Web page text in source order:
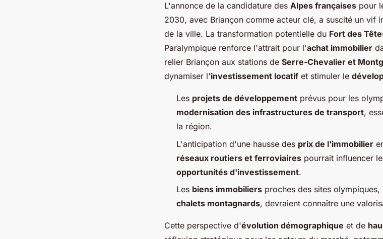
L'annonce de la candidature des Alpes françaises pour
2030, avec Briançon comme acteur clé, a suscité un vif
de la ville. La transformation potentielle du Fort des
Paralympique renforce l'attrait pour l'achat immobilier
relier Briançon aux stations de Serre-Chevalier et
dynamiser l'investissement locatif et stimuler le
Les projets de développement prévus pour les
modernisation des infrastructures de transport,
la région.
L'anticipation d'une hausse des prix de l'immobilier
réseaux routiers et ferroviaires pourrait influencer
opportunités d'investissement.
Les biens immobiliers proches des sites olympiques,
chalets montagnards, devraient connaître une
Cette perspective d'évolution démographique et de